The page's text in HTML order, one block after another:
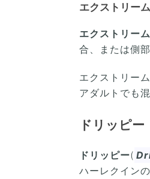
エクストリー
エクストリー
合、または側
エクストリー
アダルトでも
ドリッピー
ドリッピー(
ハーレクイン